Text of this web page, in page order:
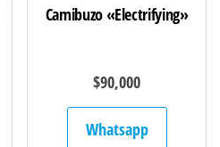
Camibuzo «Electrifying»
$90,000
Whatsapp